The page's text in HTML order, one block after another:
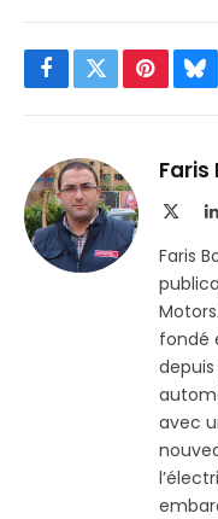
Facebook
TwitterPinterest
Faris
Faris
fondé
depuis
avec